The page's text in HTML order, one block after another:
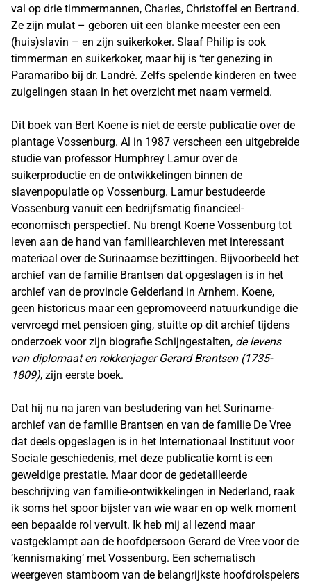
val op drie timmermannen, Charles, Christoffel en Bertrand.
Ze zijn mulat – geboren uit een blanke meester een een
(huis)slavin – en zijn suikerkoker. Slaaf Philip is ook
timmerman en suikerkoker, maar hij is ‘ter genezing in
Paramaribo bij dr. Landré. Zelfs spelende kinderen en twee
zuigelingen staan in het overzicht met naam vermeld.
Dit boek van Bert Koene is niet de eerste publicatie over de
plantage Vossenburg. Al in 1987 verscheen een uitgebreide
studie van professor Humphrey Lamur over de
suikerproductie en de ontwikkelingen binnen de
slavenpopulatie op Vossenburg. Lamur bestudeerde
Vossenburg vanuit een bedrijfsmatig financieel-
economisch perspectief. Nu brengt Koene Vossenburg tot
leven aan de hand van familiearchieven met interessant
materiaal over de Surinaamse bezittingen. Bijvoorbeeld het
archief van de familie Brantsen dat opgeslagen is in het
archief van de provincie Gelderland in Arnhem. Koene,
geen historicus maar een gepromoveerd natuurkundige die
vervroegd met pensioen ging, stuitte op dit archief tijdens
onderzoek voor zijn biografie Schijngestalten, de levens
van diplomaat en rokkenjager Gerard Brantsen (1735-
1809), zijn eerste boek.
Dat hij nu na jaren van bestudering van het Suriname-
archief van de familie Brantsen en van de familie De Vree
dat deels opgeslagen is in het Internationaal Instituut voor
Sociale geschiedenis, met deze publicatie komt is een
geweldige prestatie. Maar door de gedetailleerde
beschrijving van familie-ontwikkelingen in Nederland, raak
ik soms het spoor bijster van wie waar en op welk moment
een bepaalde rol vervult. Ik heb mij al lezend maar
vastgeklampt aan de hoofdpersoon Gerard de Vree voor de
‘kennismaking’ met Vossenburg. Een schematisch
weergeven stamboom van de belangrijkste hoofdrolspelers